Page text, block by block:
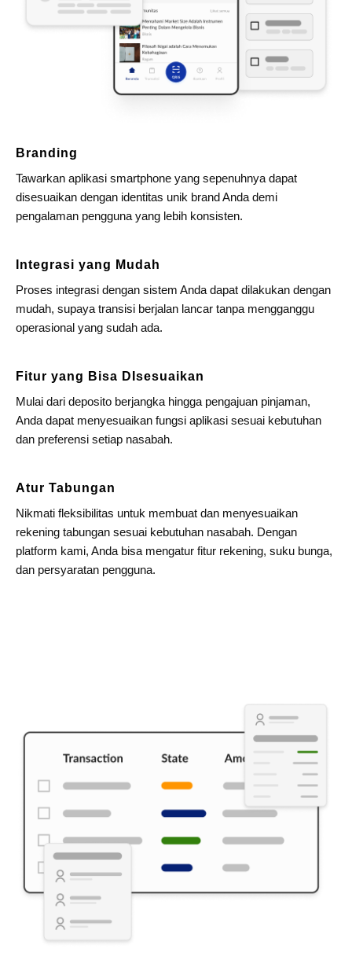
Branding
Tawarkan aplikasi smartphone yang sepenuhnya dapat
disesuaikan dengan identitas unik brand Anda demi
pengalaman pengguna yang lebih konsisten.
Integrasi yang Mudah
Proses integrasi dengan sistem Anda dapat dilakukan dengan
mudah, supaya transisi berjalan lancar tanpa mengganggu
operasional yang sudah ada.
Fitur yang Bisa DIsesuaikan
Mulai dari deposito berjangka hingga pengajuan pinjaman,
Anda dapat menyesuaikan fungsi aplikasi sesuai kebutuhan
dan preferensi setiap nasabah.
Atur Tabungan
Nikmati fleksibilitas untuk membuat dan menyesuaikan
rekening tabungan sesuai kebutuhan nasabah. Dengan
platform kami, Anda bisa mengatur fitur rekening, suku bunga,
dan persyaratan pengguna.